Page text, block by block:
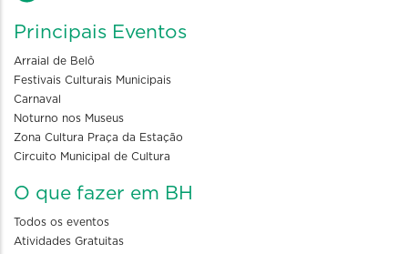
Principais Eventos
Arraial de Belô
Festivais Culturais Municipais
Carnaval
Noturno nos Museus
Zona Cultura Praça da Estação
Circuito Municipal de Cultura
O que fazer em BH
Todos os eventos
Atividades Gratuitas